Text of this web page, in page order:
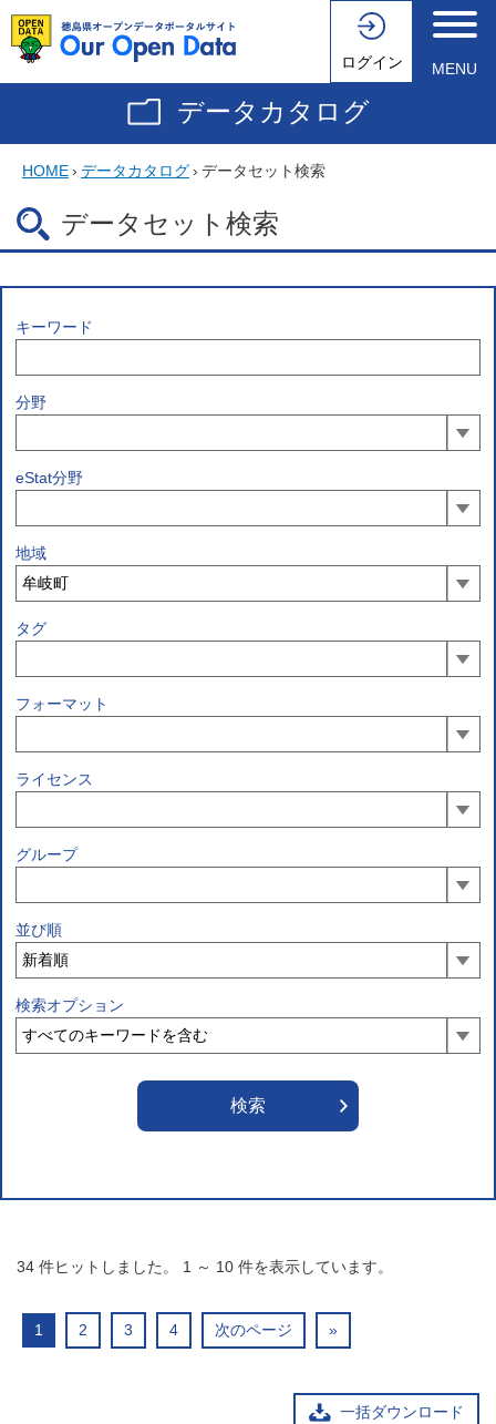
ログイン MENU
データカタログ
HOME› データカタログ› データセット検索
データセット検索
キーワード
分野
eStat分野
地域
タグ
フォーマット
ライセンス
グループ
並び順
検索オプション
34 件ヒットしました。 1 ～ 10 件を表示しています。
1 2 3 4 次のページ »
一括ダウンロード